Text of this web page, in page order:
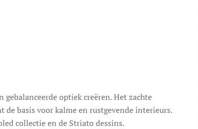
optiek creëren. Het zachte
basis voor kalme en rustgevende interieurs.
collectie en de Striato dessins.